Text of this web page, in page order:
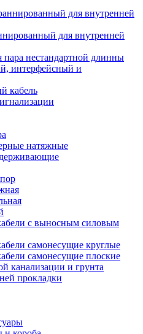
для внутренней
для внутренней
пара нестандартной длинны
интерфейсный и
кабель
натяжные
с выносным силовым
самонесущие круглые
самонесущие плоские
канализации и грунта
прокладки